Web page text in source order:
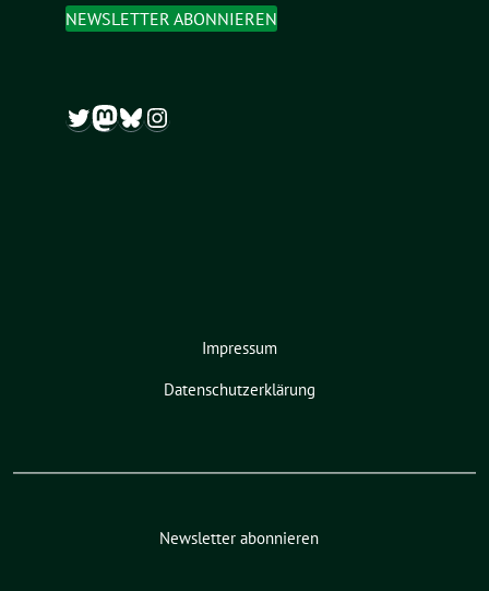
NEWSLETTER ABONNIEREN
Twitter
Mastodon
Bluesky
Instagram
Impressum
Datenschutzerklärung
Newsletter abonnieren